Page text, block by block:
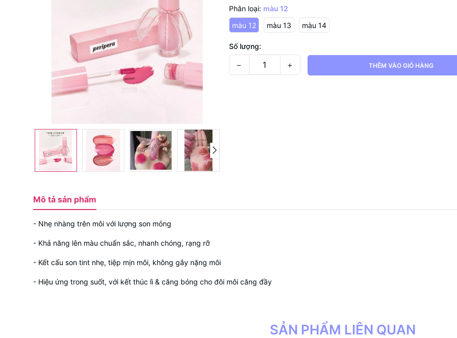
Phân loại: màu 12
màu 12
màu 13 màu 14
Số lượng:
− + THÊM VÀO GIỎ HÀNG
Mô tả sản phẩm
- Nhẹ nhàng trên môi với lượng son mỏng
- Khả năng lên màu chuẩn sắc, nhanh chóng, rạng rỡ
- Kết cấu son tint nhẹ, tiệp mịn môi, không gây nặng môi
- Hiệu ứng trong suốt, với kết thúc lì & căng bóng cho đôi môi căng đầy
SẢN PHẨM LIÊN QUAN